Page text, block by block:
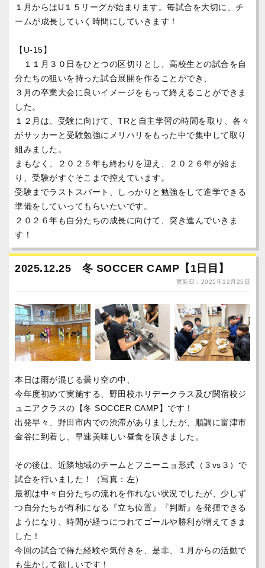
１月からはU１５リーグが始まります。毎試合を大切に、チ
ームが成長していく時間にしていきます！
【U-15】
１１月３０日をひとつの区切りとし、高校生との試合を自
分たちの狙いを持った試合展開を作ることができ、
３月の卒業大会に良いイメージをもって終えることができま
した。
１２月は、受験に向けて、TRと自主学習の時間を取り、各々
がサッカーと受験勉強にメリハリをもった中で集中して取り
組みました。
まもなく、２０２５年も終わりを迎え、２０２６年が始ま
り、受験がすぐそこまで控えています。
受験までラストスパート、しっかりと勉強をして進学できる
準備をしていってもらいたいです。
２０２６年も自分たちの成長に向けて、突き進んでいきま
す！
2025.12.25 冬 SOCCER CAMP【1日目】
更新日：2025年12月25日
本日は雨が混じる曇り空の中、
今年度初めて実施する、野田校ホリデークラス及び関宿校ジ
ュニアクラスの【冬 SOCCER CAMP】です！
出発早々、野田市内での渋滞がありましたが、順調に富津市
金谷に到着し、早速美味しい昼食を頂きました。
その後は、近隣地域のチームとフニーニョ形式（３vs３）で
試合を行いました！（写真：左）
最初は中々自分たちの流れを作れない状況でしたが、少しず
つ自分たちが有利になる『立ち位置』『判断』を発揮できる
ようになり、時間が経つにつれてゴールや勝利が増えてきま
した！
今回の試合で得た経験や気付きを、是非、１月からの活動で
も生かして欲しいです！